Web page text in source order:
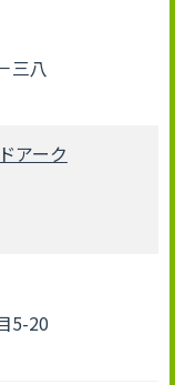
三八
アーク
5-20